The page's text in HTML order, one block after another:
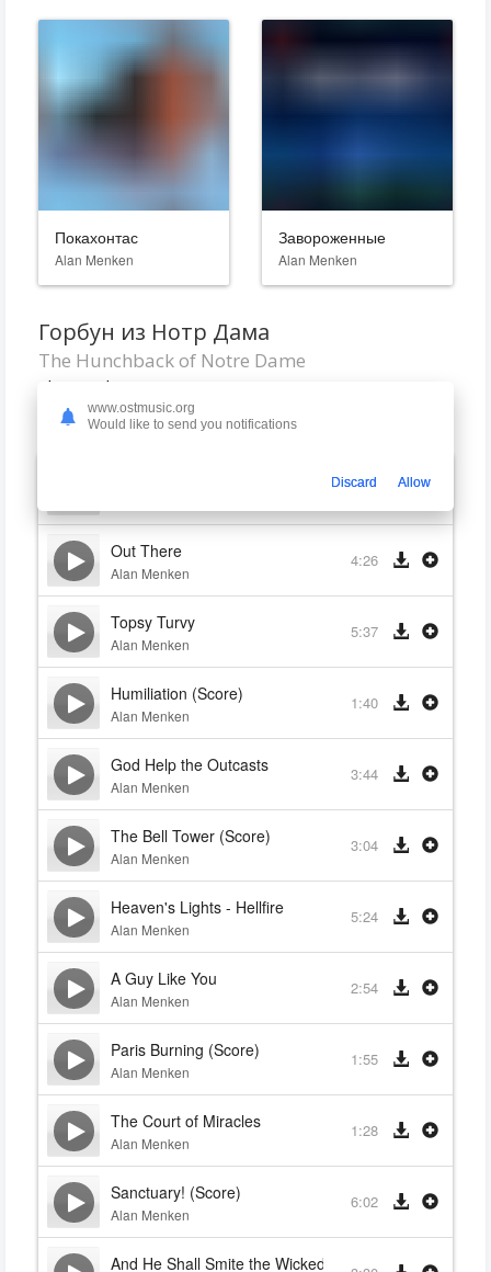
Покахонтас
Alan Menken
Завороженные
Alan Menken
Горбун из Нотр Дама
The Hunchback of Notre Dame
Alan Menken
1996
6:27
Out There
Alan Menken
4:26
Topsy Turvy
Alan Menken
5:37
Humiliation (Score)
Alan Menken
1:40
God Help the Outcasts
Alan Menken
3:44
The Bell Tower (Score)
Alan Menken
3:04
Heaven's Lights - Hellfire
Alan Menken
5:24
A Guy Like You
Alan Menken
2:54
Paris Burning (Score)
Alan Menken
1:55
The Court of Miracles
Alan Menken
1:28
Sanctuary! (Score)
Alan Menken
6:02
And He Shall Smite the Wicked (Score)
www.ostmusic.org
Would like to send you notifications
Discard Allow